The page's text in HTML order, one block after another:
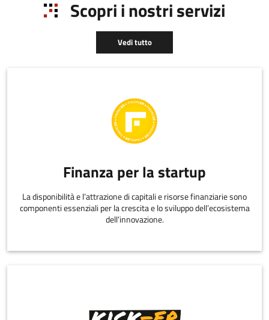
Scopri i nostri servizi
Vedi tutto
Finanza per la startup
La disponibilità e l’attrazione di capitali e risorse finanziarie sono
componenti essenziali per la crescita e lo sviluppo dell’ecosistema
dell’innovazione.